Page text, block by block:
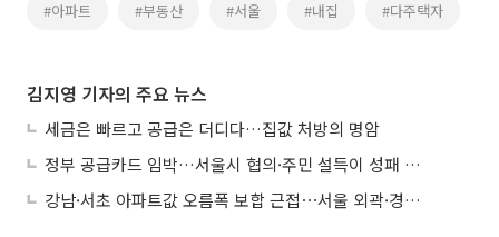
#아파트 #부동산 #서울 #내집 #다주택자
김지영 기자의 주요 뉴스
세금은 빠르고 공급은 더디다…집값 처방의 명암
정부 공급카드 임박…서울시 협의·주민 설득이 성패 가른다
강남·서초 아파트값 오름폭 보합 근접⋯서울 외곽·경기 남부 중심 매수세